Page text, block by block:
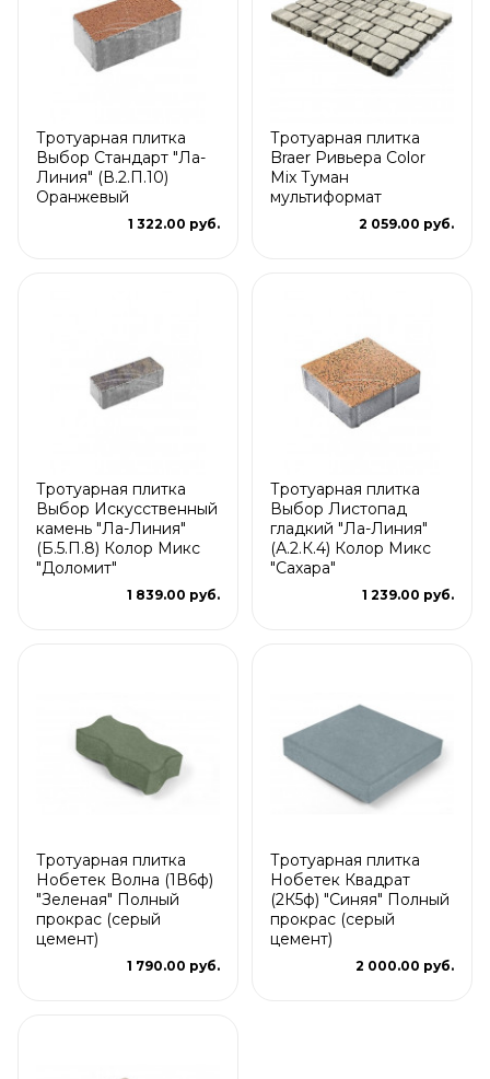
Тротуарная плитка
Выбор Стандарт "Ла-
Линия" (В.2.П.10)
Оранжевый
1 322.00 руб.
Тротуарная плитка
Braer Ривьера Color
Mix Туман
мультиформат
2 059.00 руб.
Тротуарная плитка
Выбор Искусственный
камень "Ла-Линия"
(Б.5.П.8) Колор Микс
"Доломит"
1 839.00 руб.
Тротуарная плитка
Выбор Листопад
гладкий "Ла-Линия"
(А.2.К.4) Колор Микс
"Сахара"
1 239.00 руб.
Тротуарная плитка
Нобетек Волна (1В6ф)
"Зеленая" Полный
прокрас (серый
цемент)
1 790.00 руб.
Тротуарная плитка
Нобетек Квадрат
(2К5ф) "Синяя" Полный
прокрас (серый
цемент)
2 000.00 руб.